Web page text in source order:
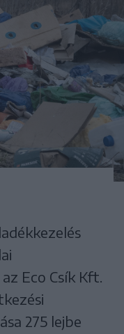
Eco Csík Kft.
275 lejbe